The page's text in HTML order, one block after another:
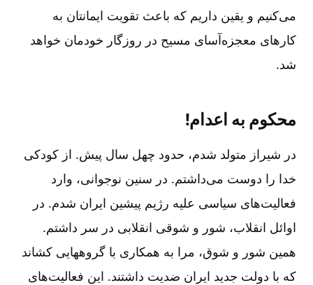
می‌کنیم و یقین داریم که باعث تقویت ایمانتان به
کارهای معجزه‌آسای مسیح در روزگار خودمان خواهد
شد.
محکوم به اعدام!
در شیراز متولد شدم‌، حدود چهل سال پیش‌. از کودکی
خدا را دوست می‌داشتم‌. در سنین نوجوانی‌، وارد
فعالیت‌های سیاسی علیه رژیم پیشین ایران شدم‌. در
اوائل انقلاب‌، شور و شوقی انقلابی در سر داشتم‌.
همین شور و شوق، مرا به همکاری با گروههایی کشاند
که با دولت جدید ایران ضدیت داشتند. این فعالیت‌های